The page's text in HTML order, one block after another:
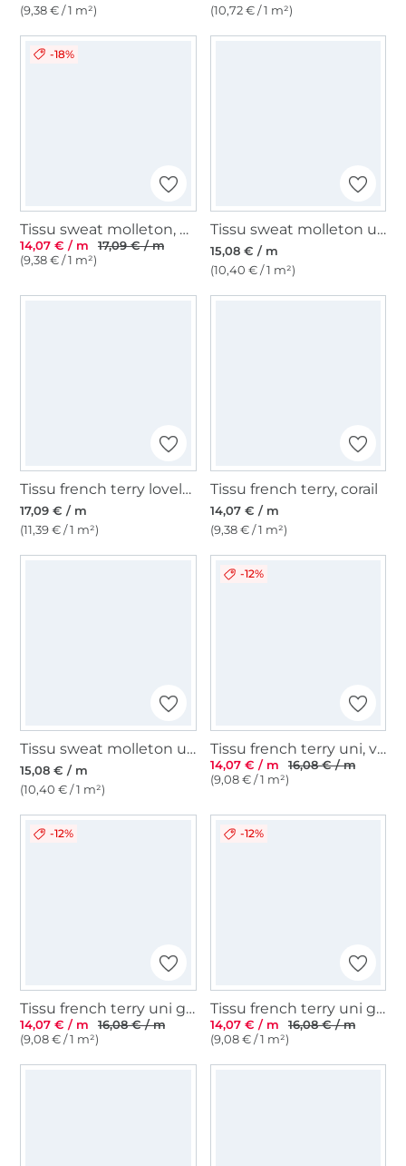
(9,38 € / 1 m²) (10,72 € / 1 m²)
-18%
Tissu sweat molleton, mûre
14,07 € / m
17,09 € / m
(9,38 € / 1 m²)
Tissu sweat molleton uni, blanc
15,08 € / m
(10,40 € / 1 m²)
Tissu french terry lovely flowers, prune
17,09 € / m
(11,39 € / 1 m²)
Tissu french terry, corail
14,07 € / m
(9,38 € / 1 m²)
Tissu sweat molleton uni, blanc cassé
15,08 € / m
(10,40 € / 1 m²)
-12%
Tissu french terry uni, vert moyen
14,07 € / m
16,08 € / m
(9,08 € / 1 m²)
-12%
Tissu french terry uni gratté, bleu pétrole
14,07 € / m
16,08 € / m
(9,08 € / 1 m²)
-12%
Tissu french terry uni gratté, bleu marine
14,07 € / m
16,08 € / m
(9,08 € / 1 m²)